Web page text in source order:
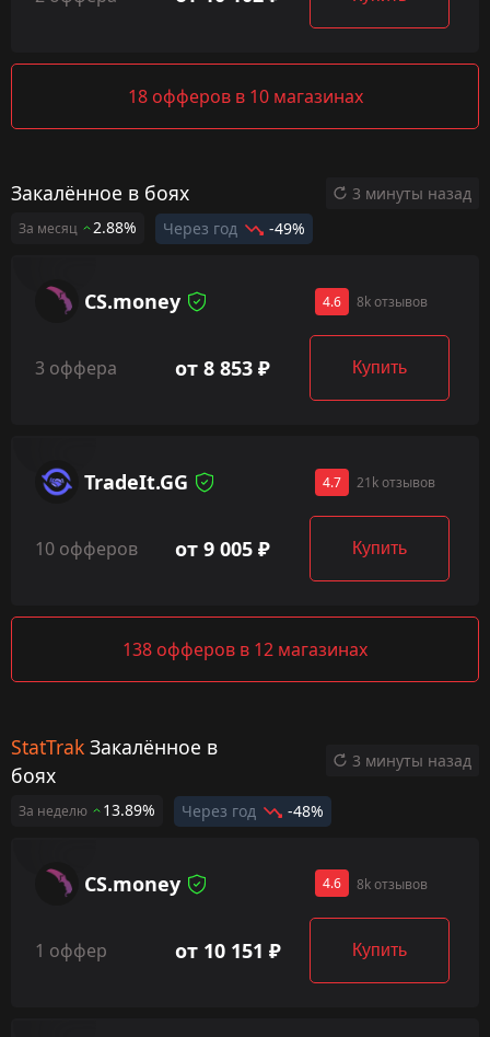
18 офферов в 10 магазинах
Закалённое в боях
За месяц 2.88% Через год -49%
3 минуты назад
CS.money 4.6 8k отзывов
3 оффера от 8 853 ₽ Купить
TradeIt.GG 4.7 21k отзывов
10 офферов от 9 005 ₽ Купить
138 офферов в 12 магазинах
StatTrak Закалённое в
боях
За неделю 13.89% Через год -48%
3 минуты назад
CS.money 4.6 8k отзывов
1 оффер от 10 151 ₽ Купить